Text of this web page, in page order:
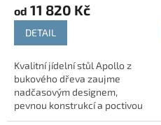
od 11 820 Kč
DETAIL
Kvalitní jídelní stůl Apollo z
bukového dřeva zaujme
nadčasovým designem,
pevnou konstrukcí a poctivou
českou výrobou. Deska s